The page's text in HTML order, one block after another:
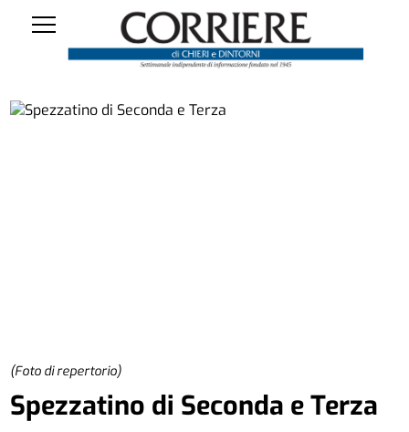
(Foto di repertorio)
Spezzatino di Seconda e Terza